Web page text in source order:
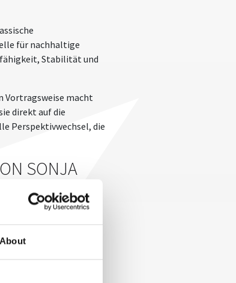
About
für nachhaltige
Stabilität und
Vortragsweise macht
direkt auf die
Perspektivwechsel, die
SONJA
Impulse zu